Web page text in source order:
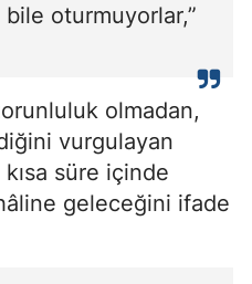
bile oturmuyorlar,”
olmadan,
vurgulayan
süre içinde
geleceğini ifade